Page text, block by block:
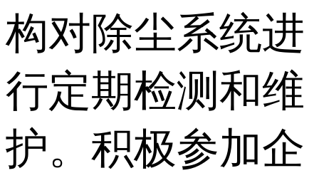
构对除尘系统进
行定期检测和维
护。积极参加企